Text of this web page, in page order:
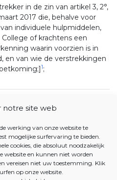
notre site web
werking van onze website te
mogelijke surfervaring te bieden.
cookies, die absoluut noodzakelijk
website en kunnen niet worden
vereisen niet uw toestemming. Klik
op onze website.
in de zin van artikel 3, 2°,
2017 die, behalve voor
individuele hulpmiddelen,
of krachtens een
waarin voorzien is in
en van wie de verstrekkingen
1;
betreffende de
in het domein van de
aan personen